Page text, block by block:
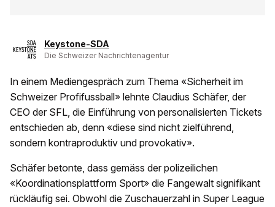
Keystone-SDA
Die Schweizer Nachrichtenagentur
In einem Mediengespräch zum Thema «Sicherheit im
Schweizer Profifussball» lehnte Claudius Schäfer, der
CEO der SFL, die Einführung von personalisierten Tickets
entschieden ab, denn «diese sind nicht zielführend,
sondern kontraproduktiv und provokativ».
Schäfer betonte, dass gemäss der polizeilichen
«Koordinationsplattform Sport» die Fangewalt signifikant
rückläufig sei. Obwohl die Zuschauerzahl in Super League